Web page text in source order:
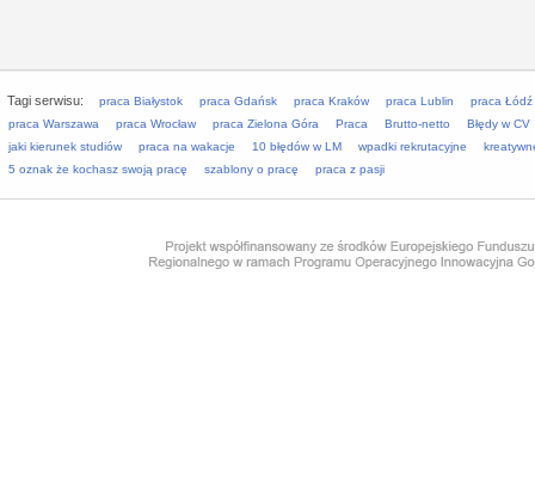
Tagi serwisu: praca Białystok praca Gdańsk praca Kraków praca Lublin
praca Łódź
praca Warszawa
praca Wrocław praca Zielona Góra Praca Brutto-netto
Błędy w CV
jaki kierunek studiów
praca na wakacje 10 błędów w LM wpadki rekrutacyjne
5 oznak że kochasz swoją pracę
szablony o pracę praca z pasji